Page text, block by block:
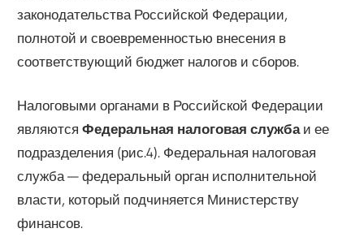
законодательства Российской Федерации,
полнотой и своевременностью внесения в
соответствующий бюджет налогов и сборов.
Налоговыми органами в Российской Федерации
являютсяФедеральная налоговая службаи ее
подразделения (рис.4). Федеральная налоговая
служба — федеральный орган исполнительной
власти, который подчиняется Министерству
финансов.